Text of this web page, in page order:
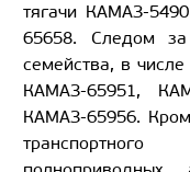
тягачи КАМАЗ-
65658. Следом
семейства, в
КАМАЗ-65951,
КАМАЗ-65956.